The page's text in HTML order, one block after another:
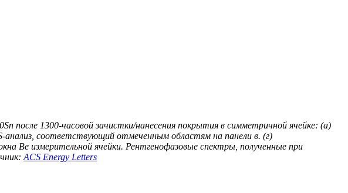
после 1300-часовой зачистки/нанесения покрытия в симметричной ячейке: (а)
соответствующий отмеченным областям на панели в. (г)
Be измерительной ячейки. Рентгенофазовые спектры, полученные при
ACS Energy Letters